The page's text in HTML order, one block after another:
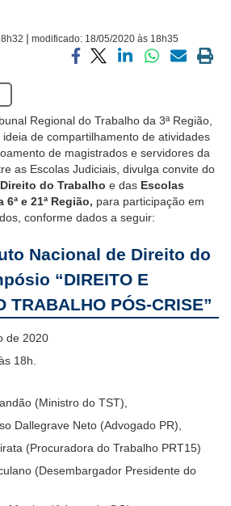
| modificado: 18/05/2020 às 18h35
Regional do Trabalho da 3ª Região,
de compartilhamento de atividades
de magistrados e servidores da
as Escolas Judiciais, divulga convite do
do Trabalho e das Escolas
e 21ª Região, para participação em
conforme dados a seguir:
Nacional de Direito do
“DIREITO E
TRABALHO PÓS-CRISE”
de 2020
18h.
(Ministro do TST),
Dallegrave Neto (Advogado PR),
(Procuradora do Trabalho PRT15)
(Desembargador Presidente do